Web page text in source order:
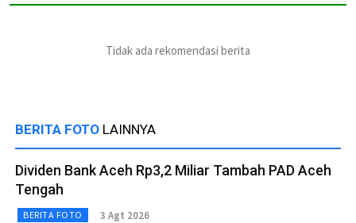
Tidak ada rekomendasi berita
BERITA FOTO LAINNYA
Dividen Bank Aceh Rp3,2 Miliar Tambah PAD Aceh
Tengah
BERITA FOTO 3 Agt 2026